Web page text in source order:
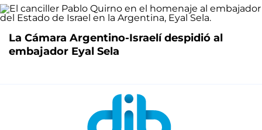
La Cámara Argentino-Israelí despidió al
embajador Eyal Sela